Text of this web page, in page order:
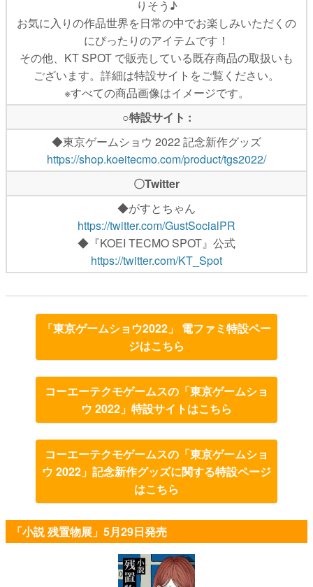
りそう♪
お気に入りの作品世界を日常の中でお楽しみいただくの
にぴったりのアイテムです！
その他、KT SPOT で販売している既存商品の取扱いも
ございます。詳細は特設サイトをご覧ください。
※すべての商品画像はイメージです。
○特設サイト :
◆東京ゲームショウ 2022 記念新作グッズ
https://shop.koeitecmo.com/product/tgs2022/
〇Twitter
◆がすとちゃん
https://twitter.com/GustSocialPR
◆『KOEI TECMO SPOT』公式
https://twitter.com/KT_Spot
「東京ゲームショウ2022」 電ファミ特設ペー
ジはこちら
コーエーテクモゲームスの「東京ゲームショ
ウ 2022」特設サイトはこちら
コーエーテクモゲームスの「東京ゲームショ
ウ 2022」記念新作グッズに関する特設ページ
はこちら
「小説 残置物展」5月29日発売